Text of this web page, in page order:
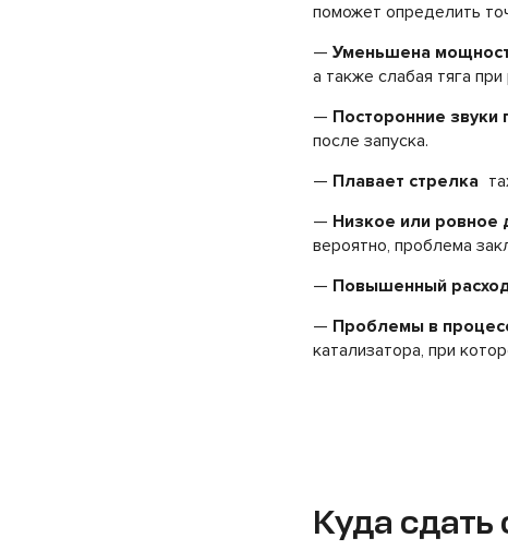
поможет определить
— Уменьшена
а также слабая тяга при
— Посторонние
после запуска.
— Плавает стрелка
— Низкое или ровное
вероятно, проблема
— Повышенный
— Проблемы в
катализатора, при
Куда сдать